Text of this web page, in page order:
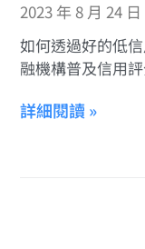
2023 年 8 月 24 日
如何透過好的低
融機構普及信用
詳細閱讀 »